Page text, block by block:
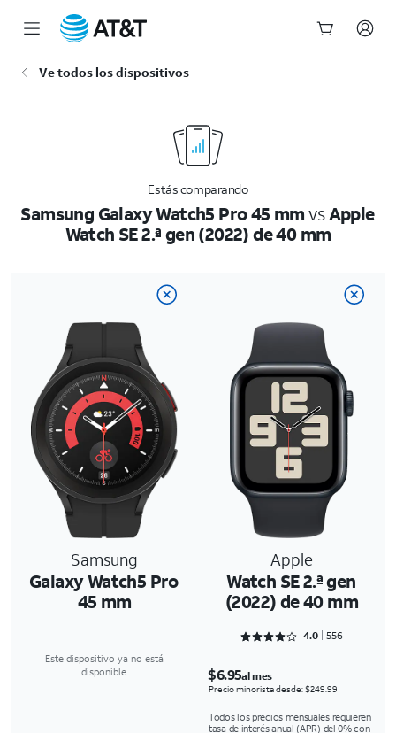
Ve todos los dispositivos
Estás comparando
Samsung Galaxy Watch5 Pro 45 mmvsApple
Watch SE 2.ª gen (2022) de 40 mm
Samsung
Galaxy Watch5 Pro
45 mm
Apple
Watch SE 2.ª gen
(2022) de 40 mm
Rated 4.0827 out of 5
4.0 556
Este dispositivo ya no está
disponible.
$6.95al mes
Precio minorista desde: $249.99
Todos los precios mensuales requieren
tasa de interés anual (APR) del 0% con